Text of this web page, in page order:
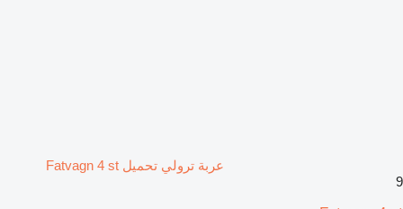
عربة ترولي تحميل Fatvagn 4 st
9